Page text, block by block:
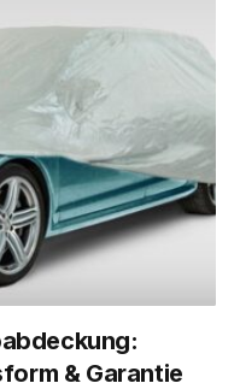
& Garantie